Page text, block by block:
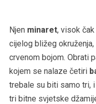
Njen minaret, visok
cijelog bližeg
crvenom bojom. Obrati
kojem se nalaze četiri
trebale su biti samo tri,
tri bitne svjetske